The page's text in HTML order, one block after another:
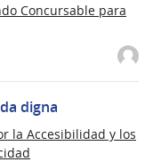
Concursable para
digna
la Accesibilidad y los